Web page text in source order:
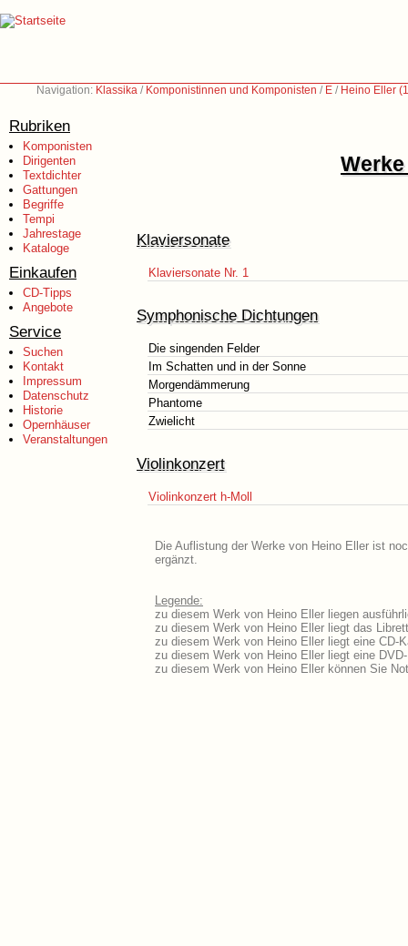
Navigation: Klassika / Komponistinnen und Komponisten / E / Heino Eller
Rubriken
Komponisten
Dirigenten
Textdichter
Gattungen
Begriffe
Tempi
Jahrestage
Kataloge
Einkaufen
CD-Tipps
Angebote
Service
Suchen
Kontakt
Impressum
Datenschutz
Historie
Opernhäuser
Veranstaltungen
Klaviersonate
Klaviersonate Nr. 1
Symphonische Dichtungen
Die singenden Felder
Im Schatten und in der Sonne
Morgendämmerung
Phantome
Zwielicht
Violinkonzert
Violinkonzert h-Moll
Die Auflistung der Werke von Heino Eller ist
ergänzt.
Legende:
zu diesem Werk von Heino Eller liegen
zu diesem Werk von Heino Eller liegt das
zu diesem Werk von Heino Eller liegt eine CD-
zu diesem Werk von Heino Eller liegt eine
zu diesem Werk von Heino Eller können Sie